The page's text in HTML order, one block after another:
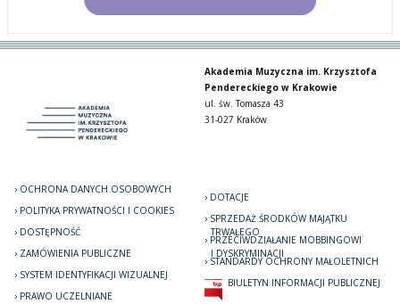
Akademia Muzyczna im. Krzysztofa
Pendereckiego w Krakowie
ul. św. Tomasza 43
31-027 Kraków
OCHRONA DANYCH OSOBOWYCH
POLITYKA PRYWATNOŚCI I COOKIES
DOSTĘPNOŚĆ
ZAMÓWIENIA PUBLICZNE
SYSTEM IDENTYFIKACJI WIZUALNEJ
PRAWO UCZELNIANE
DOTACJE
SPRZEDAŻ ŚRODKÓW MAJĄTKU
TRWAŁEGO
PRZECIWDZIAŁANIE MOBBINGOWI
I DYSKRYMINACJI
STANDARDY OCHRONY MAŁOLETNICH
BIULETYN INFORMACJI PUBLICZNEJ